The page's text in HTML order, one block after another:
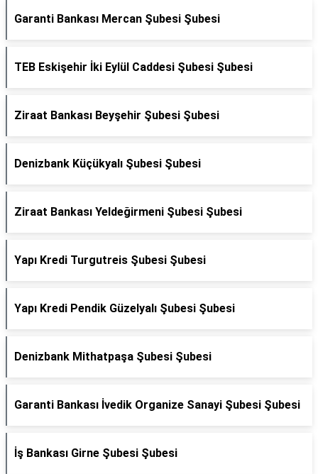
Garanti Bankası Mercan Şubesi Şubesi
TEB Eskişehir İki Eylül Caddesi Şubesi Şubesi
Ziraat Bankası Beyşehir Şubesi Şubesi
Denizbank Küçükyalı Şubesi Şubesi
Ziraat Bankası Yeldeğirmeni Şubesi Şubesi
Yapı Kredi Turgutreis Şubesi Şubesi
Yapı Kredi Pendik Güzelyalı Şubesi Şubesi
Denizbank Mithatpaşa Şubesi Şubesi
Garanti Bankası İvedik Organize Sanayi Şubesi Şubesi
İş Bankası Girne Şubesi Şubesi